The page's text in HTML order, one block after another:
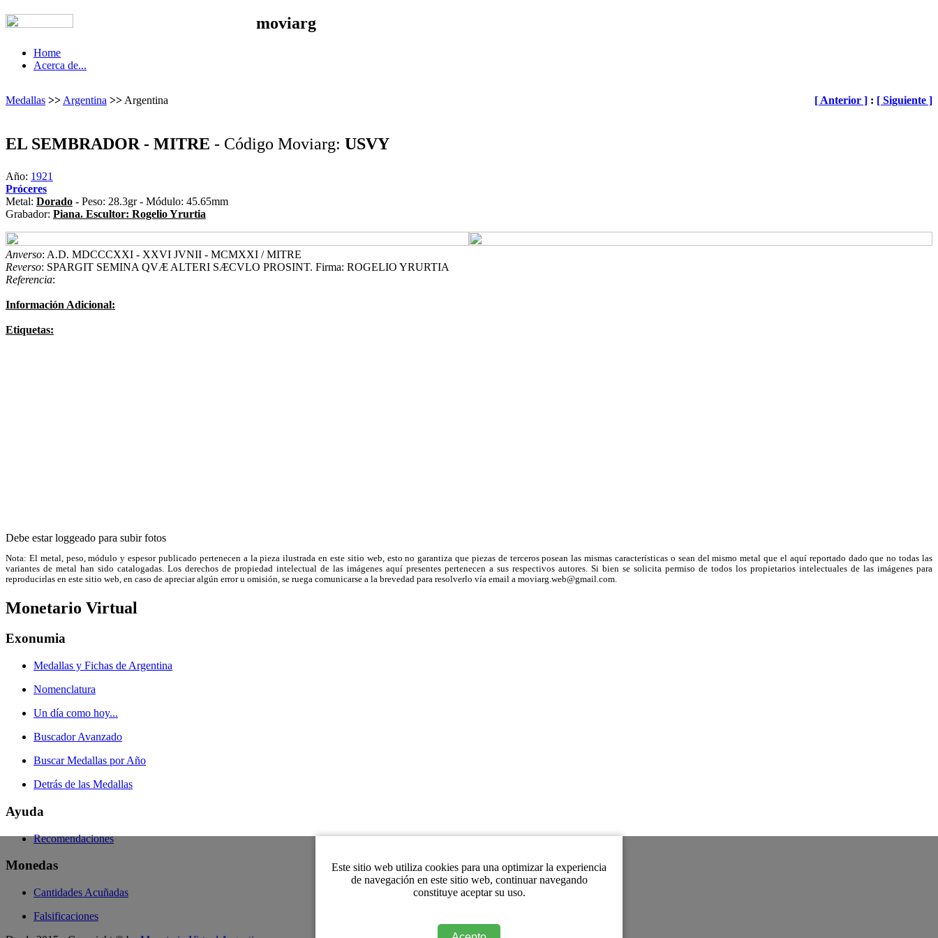
Este sitio web utiliza cookies para una optimizar la experiencia
de navegación en este sitio web, continuar navegando
constituye aceptar su uso.
moviarg
Home
Acerca de...
Medallas >> Argentina >> Argentina [ Anterior ] : [ Siguiente ]
EL SEMBRADOR - MITRE - Código Moviarg: USVY
Año: 1921
Próceres
Metal: Dorado - Peso: 28.3gr - Módulo: 45.65mm
Grabador: Piana. Escultor: Rogelio Yrurtia
Anverso: A.D. MDCCCXXI - XXVI JVNII - MCMXXI / MITRE
Reverso: SPARGIT SEMINA QVÆ ALTERI SÆCVLO PROSINT. Firma: ROGELIO YRURTIA
Referencia:
Información Adicional:
Etiquetas:
Debe estar loggeado para subir fotos
Nota: El metal, peso, módulo y espesor publicado pertenecen a la pieza ilustrada en este sitio web, esto no garantiza que piezas de terceros posean las mismas características o sean del mismo metal que el aquí reportado dado que no todas las
variantes de metal han sido catalogadas. Los derechos de propiedad intelectual de las imágenes aquí presentes pertenecen a sus respectivos autores. Si bien se solicita permiso de todos los propietarios intelectuales de las imágenes para
reproducirlas en este sitio web, en caso de apreciar algún error u omisión, se ruega comunicarse a la brevedad para resolverlo vía email a moviarg.web@gmail.com.
Monetario Virtual
Exonumia
Medallas y Fichas de Argentina
Nomenclatura
Un día como hoy...
Buscador Avanzado
Buscar Medallas por Año
Detrás de las Medallas
Ayuda
Recomendaciones
Monedas
Cantidades Acuñadas
Falsificaciones